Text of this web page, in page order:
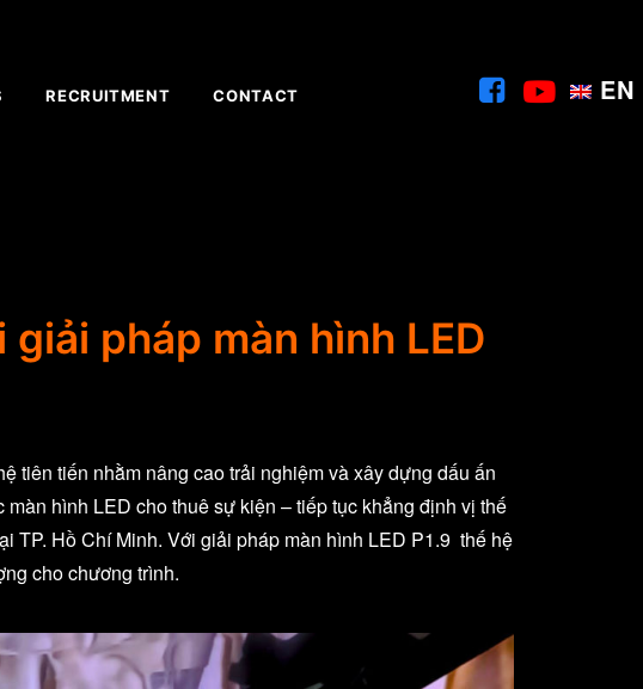
RECRUITMENT CONTACT EN
pháp màn hình LED
tiên tiến nhằm nâng cao trải nghiệm và xây dựng dấu ấn
hình LED cho thuê sự kiện – tiếp tục khẳng định vị thế
TP. Hồ Chí Minh. Với giải pháp màn hình LED P1.9 thế hệ
cho chương trình.